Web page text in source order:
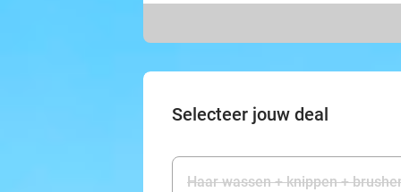
Selecteer jouw deal
Haar wassen + knippen +